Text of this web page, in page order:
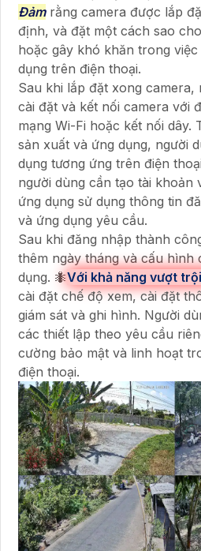
Đảmrằng camera được lắp
định, và đặt một cách sao
hoặc gây khó khăn trong
dụng trên điện thoại.
Sau khi lắp đặt xong camera,
cài đặt và kết nối camera với
mạng Wi-Fi hoặc kết nối dây.
sản xuất và ứng dụng, người
dụng tương ứng trên điện
người dùng cần tạo tài khoản
ứng dụng sử dụng thông tin
và ứng dụng yêu cầu.
Sau khi đăng nhập thành
thêm ngày tháng và cấu hình
dụng. 🐜Với khả năng vượt
cài đặt chế độ xem, cài đặt
giám sát và ghi hình. Người
các thiết lập theo yêu cầu
cường bảo mật và linh hoạt
điện thoại.